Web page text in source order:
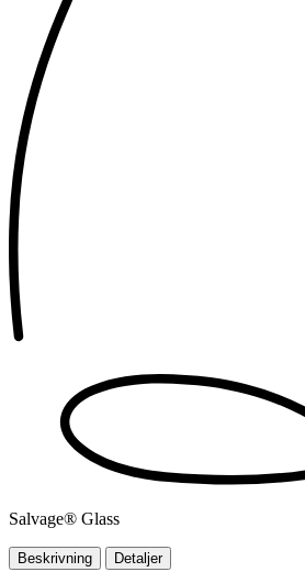
Salvage® Glass
Beskrivning Detaljer